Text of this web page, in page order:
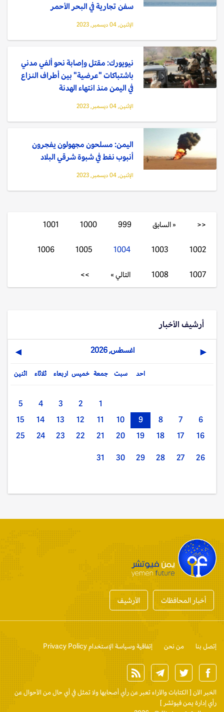
سفن تجارية في البحر الأحمر
الإثنين, 04 ديسمبر, 2023
نيويورك: مقتل وإصابة نحو ألفي مدني
باشتباكات "عرضية" بين أطراف النزاع
في اليمن منذ انتهاء الهدنة
الإثنين, 04 ديسمبر, 2023
اليمن: مسلحون مجهولون يفجرون
أنبوب نفط في شبوة شرقي البلاد
الإثنين, 04 ديسمبر, 2023
<< « السابق 999
1000
1001
1002
1003
1004
1005
1006
1007
1008 التالي » >>
أرشيف الأخبار
◀ اغسطس, 2026 ▶
اثنين ثلاثاء اربعاء خميس جمعة سبت احد
1
2
3
4
5
6
7
8
9
10
11
12
13
14
15
16
17
18
19
20
21
22
23
24
25
26
27
28
29
30
31
أخبار المحافظات الأرشيف
إتصل بنا من نحن إتفاقية وسياسة الإستخدام Privacy Policy
الخبر الآن [ الكتابات والآراء تعبر عن رأي أصحابها ولا تمثل في أي حال من الأحوال عن
رأي إدارة يمن فيوتشر ]